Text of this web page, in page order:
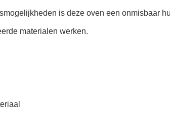
is deze oven een onmisbaar
materialen werken.